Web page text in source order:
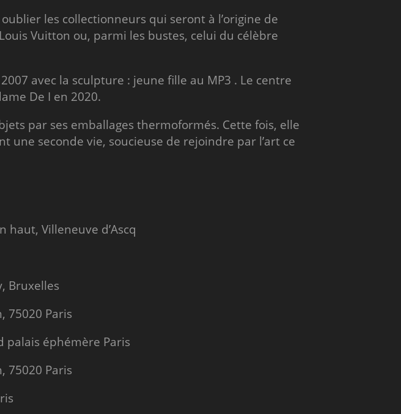
les collectionneurs qui seront à l’origine de
Vuitton ou, parmi les bustes, celui du célèbre
avec la sculpture : jeune fille au MP3 . Le centre
De I en 2020.
par ses emballages thermoformés. Cette fois, elle
seconde vie, soucieuse de rejoindre par l’art ce
haut, Villeneuve d’Ascq
Bruxelles
75020 Paris
palais éphémère Paris
75020 Paris